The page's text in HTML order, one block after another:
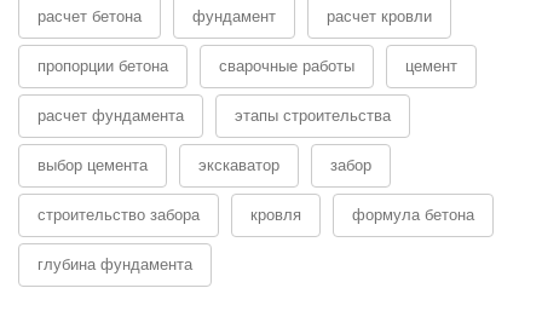
расчет бетона фундамент расчет кровли
пропорции бетона сварочные работы цемент
расчет фундамента этапы строительства
выбор цемента экскаватор забор
строительство забора кровля формула бетона
глубина фундамента